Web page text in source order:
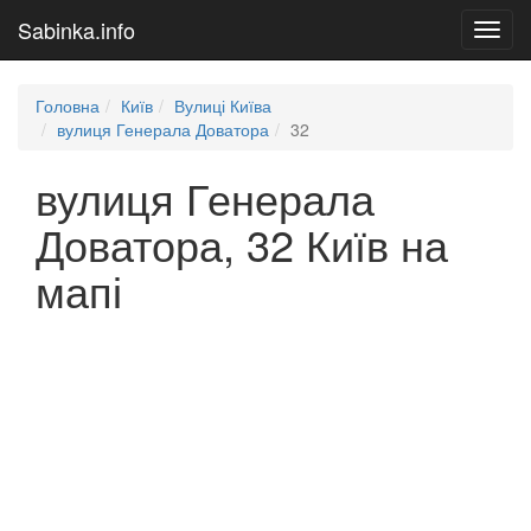
Sabinka.info
Головна Київ
Вулиці Київа
вулиця Генерала Доватора
32
вулиця Генерала
Доватора, 32 Київ на
мапі